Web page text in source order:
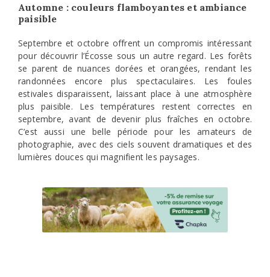
Automne : couleurs flamboyantes et ambiance
paisible
Septembre et octobre offrent un compromis intéressant
pour découvrir l’Écosse sous un autre regard. Les forêts
se parent de nuances dorées et orangées, rendant les
randonnées encore plus spectaculaires. Les foules
estivales disparaissent, laissant place à une atmosphère
plus paisible. Les températures restent correctes en
septembre, avant de devenir plus fraîches en octobre.
C’est aussi une belle période pour les amateurs de
photographie, avec des ciels souvent dramatiques et des
lumières douces qui magnifient les paysages.